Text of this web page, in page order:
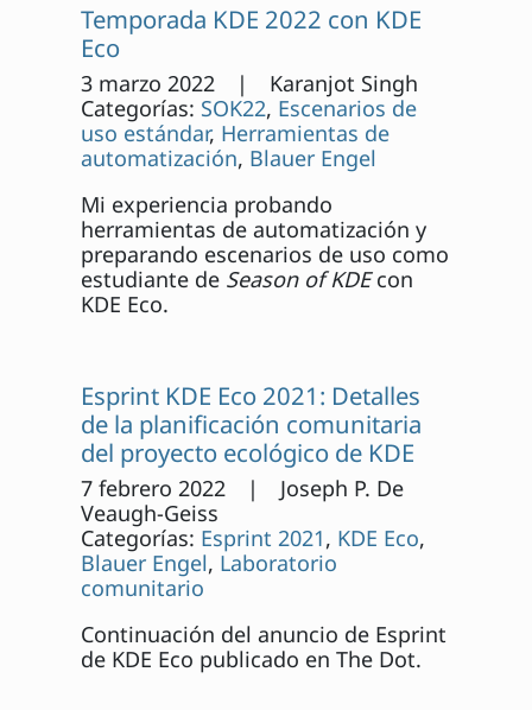
Temporada KDE 2022 con KDE
Eco
3 marzo 2022 | Karanjot Singh
Categorías: SOK22, Escenarios de
uso estándar, Herramientas de
automatización, Blauer Engel
Mi experiencia probando
herramientas de automatización y
preparando escenarios de uso como
estudiante de Season of KDEcon
KDE Eco.
Esprint KDE Eco 2021: Detalles
de la planificación comunitaria
del proyecto ecológico de KDE
7 febrero 2022 | Joseph P. De
Veaugh-Geiss
Categorías: Esprint 2021, KDE Eco,
Blauer Engel, Laboratorio
comunitario
Continuación del anuncio de Esprint
de KDE Eco publicado en The Dot.